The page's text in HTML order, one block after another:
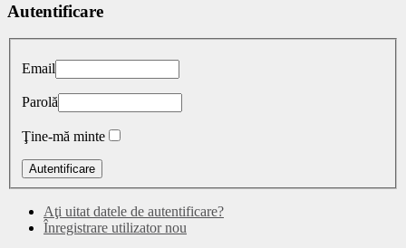
Autentificare
Email
Parolă
Ţine-mă minte
Aţi uitat datele de autentificare?
Înregistrare utilizator nou